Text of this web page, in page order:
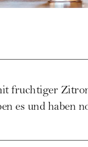
fruchtiger
es und haben